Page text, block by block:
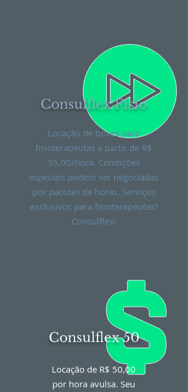
Consulflex Físio
Locação de boxes para
fisioterapeutas a partir de R$
35,00/hora. Condições
especiais podem ser negociadas
por pacotes de horas. Serviços
exclusivos para fisioterapeutas?
Consulflex!
Consulflex 50
Locação de R$ 50,00
por hora avulsa. Seu